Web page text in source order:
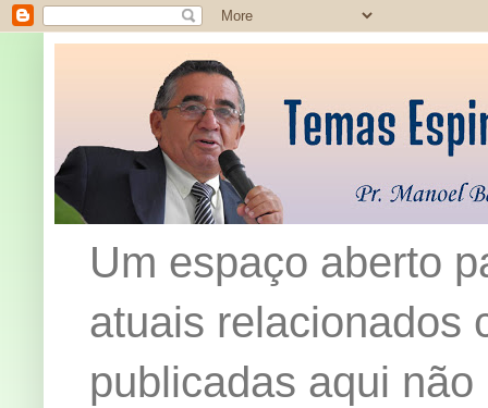
Um espaço aberto
atuais relacionados
publicadas aqui